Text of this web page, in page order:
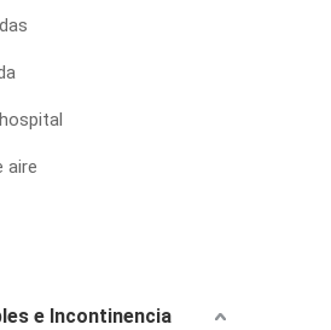
aire
e Incontinencia